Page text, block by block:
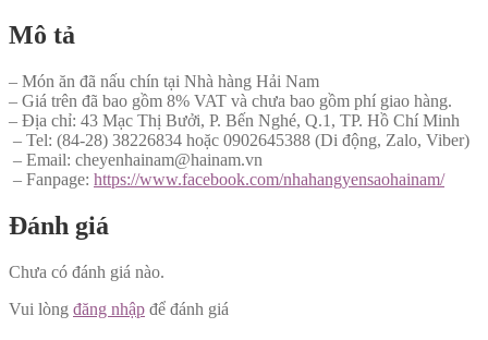
Mô tả
– Món ăn đã nấu chín tại Nhà hàng Hải Nam
– Giá trên đã bao gồm 8% VAT và chưa bao gồm phí giao hàng.
– Địa chỉ: 43 Mạc Thị Bưởi, P. Bến Nghé, Q.1, TP. Hồ Chí Minh
– Tel: (84-28) 38226834 hoặc 0902645388 (Di động, Zalo, Viber)
– Email: cheyenhainam@hainam.vn
– Fanpage: https://www.facebook.com/nhahangyensaohainam/
Đánh giá
Chưa có đánh giá nào.
Vui lòng đăng nhập để đánh giá